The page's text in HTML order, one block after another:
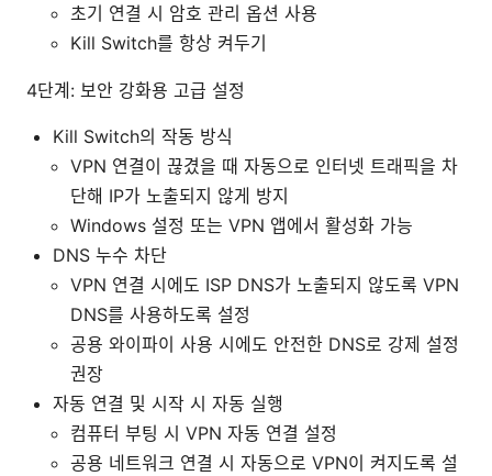
초기 연결 시 암호 관리 옵션 사용
Kill Switch를 항상 켜두기
4단계: 보안 강화용 고급 설정
Kill Switch의 작동 방식
VPN 연결이 끊겼을 때 자동으로 인터넷 트래픽을 차
단해 IP가 노출되지 않게 방지
Windows 설정 또는 VPN 앱에서 활성화 가능
DNS 누수 차단
VPN 연결 시에도 ISP DNS가 노출되지 않도록 VPN
DNS를 사용하도록 설정
공용 와이파이 사용 시에도 안전한 DNS로 강제 설정
권장
자동 연결 및 시작 시 자동 실행
컴퓨터 부팅 시 VPN 자동 연결 설정
공용 네트워크 연결 시 자동으로 VPN이 켜지도록 설